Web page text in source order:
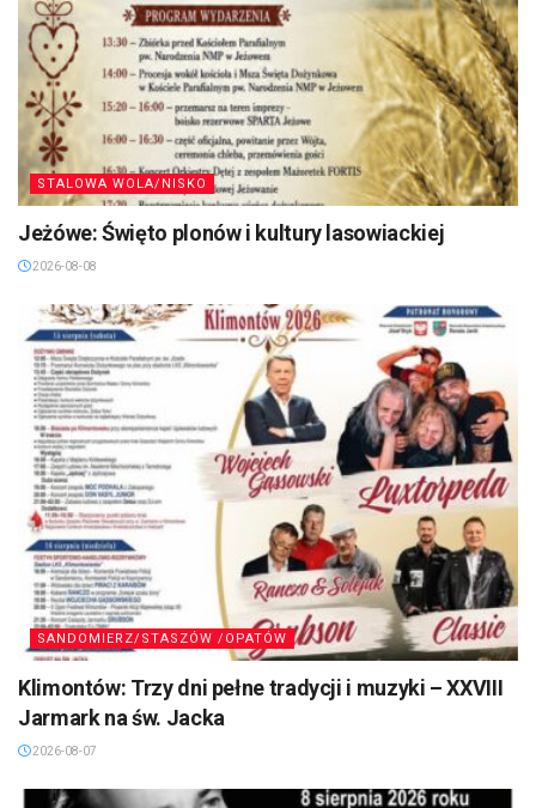
STALOWA WOLA/NISKO
Jeżówe: Święto plonów i kultury lasowiackiej
2026-08-08
SANDOMIERZ/STASZÓW /OPATÓW
Klimontów: Trzy dni pełne tradycji i muzyki – XXVIII
Jarmark na św. Jacka
2026-08-07